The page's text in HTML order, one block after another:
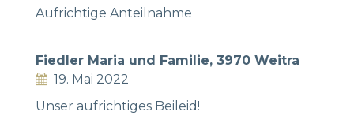
Aufrichtige Anteilnahme
Fiedler Maria und Familie, 3970 Weitra
19. Mai 2022
Unser aufrichtiges Beileid!